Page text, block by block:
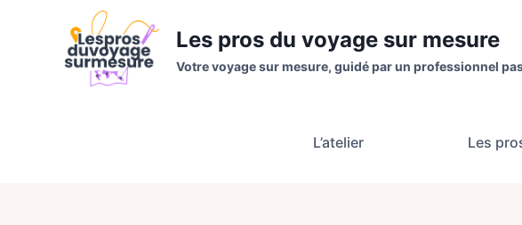
Les pros du voyage sur mesure
Votre voyage sur mesure, guidé par un professionnel
L’atelier Les